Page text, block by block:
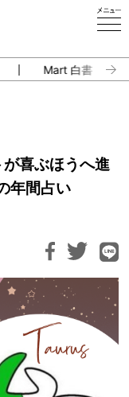
Mart 白書
喜ぶほうへ進
年間占い